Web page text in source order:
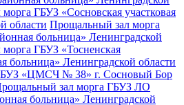
ГБУЗ «Сосновская участковая
области Прощальный зал морга
больница» Ленинградской
ГБУЗ «Тосненская
больница» Ленинградской области
«ЦМСЧ № 38» г. Сосновый Бор
зал морга ГБУЗ ЛО
больница» Ленинградской